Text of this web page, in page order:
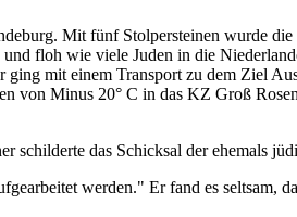
Mit fünf Stolpersteinen wurde
floh wie viele Juden in die
mit einem Transport zu dem Ziel
von Minus 20° C in das KZ Groß
schilderte das Schicksal der ehemals
werden." Er fand es seltsam,